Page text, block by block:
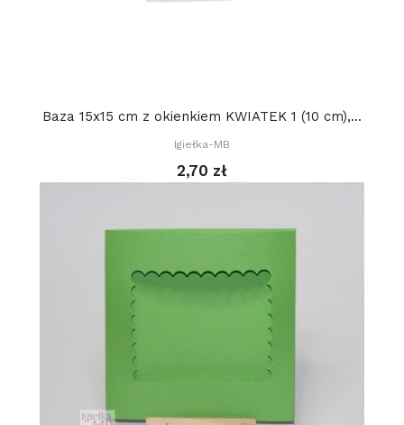
Baza 15x15 cm z okienkiem KWIATEK 1 (10 cm),...
Igiełka-MB
2,70 zł